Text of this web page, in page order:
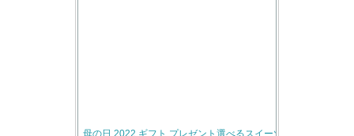
母の日 2022 ギフト プレゼント選べるスイーツにソープフラ